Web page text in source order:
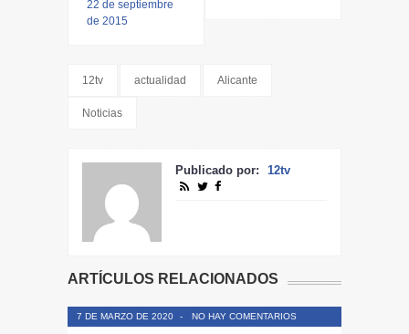
22 de septiembre
de 2015
12tv actualidad Alicante
Noticias
Publicado por: 12tv
ARTÍCULOS RELACIONADOS
7 DE MARZO DE 2020 - NO HAY COMENTARIOS